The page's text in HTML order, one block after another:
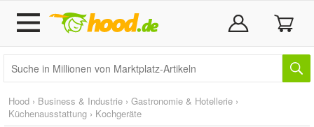
Hood › Business & Industrie › Gastronomie & Hotellerie ›
Küchenausstattung › Kochgeräte